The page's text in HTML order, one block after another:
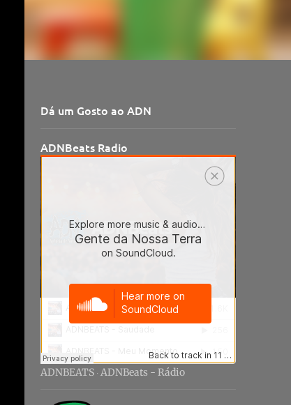
Dá um Gosto ao ADN
ADNBeats Radio
ADNBEATS· ADNBeats - Rádio